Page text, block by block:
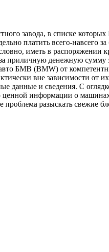
завода, в списке
платить всего-навсего
иметь в
приличную денежную
БМВ (BMW) от
вне зависимости от
данные и сведения. С
информации о
проблема разыскать